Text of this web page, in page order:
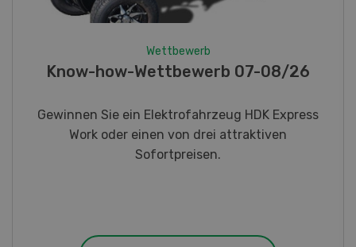
Fotorätsel 07-08/26
Gewinnen Sie eines von fünf LANDI
Taschenmessern